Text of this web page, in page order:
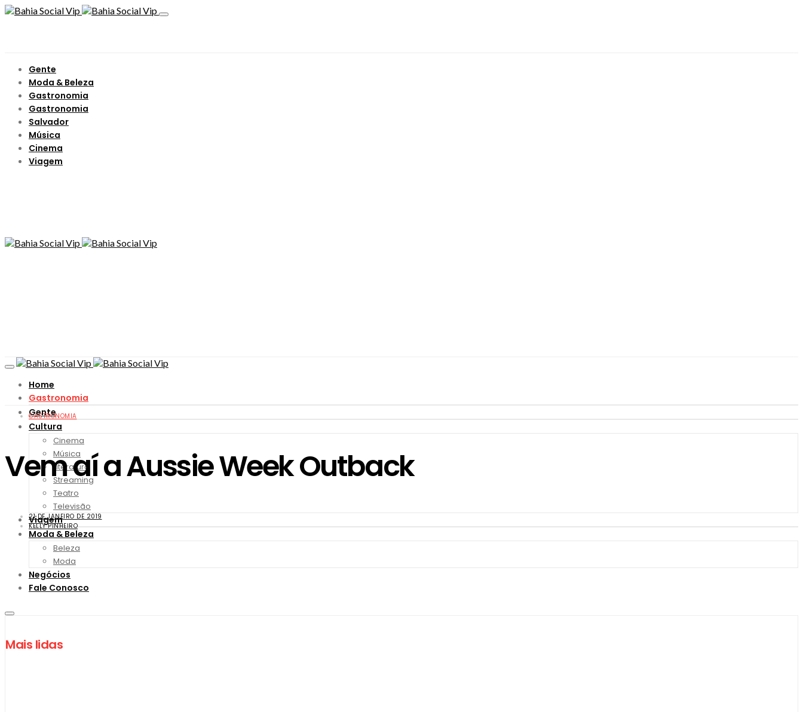
Gente
Moda & Beleza
Gastronomia
Gastronomia
Salvador
Música
Cinema
Viagem
Home
Gastronomia
Gente
Cultura
Cinema
Música
Literatura
Streaming
Teatro
Televisão
Viagem
Moda & Beleza
Beleza
Moda
Negócios
Fale Conosco
Mais lidas
GASTRONOMIA
Vem aí a Aussie Week Outback
21 DE JANEIRO DE 2019
KELLY PINHEIRO